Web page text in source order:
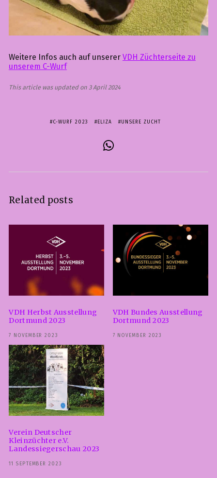
Weitere Infos auch auf unserer VDH Züchterseite zu
unserem C-Wurf
This article was updated on 3 April 2024
C-WURF 2023 ELIZA UNSERE ZUCHT
Related posts
VDH Herbst Ausstellung
Dortmund 2023
7 NOVEMBER 2023
VDH Bundes Ausstellung
Dortmund 2023
7 NOVEMBER 2023
Verein Deutscher
Kleinzüchter e.V.
Landessiegerschau 2023
11 SEPTEMBER 2023